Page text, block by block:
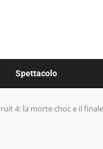
Spettacolo
4: la morte choc e il